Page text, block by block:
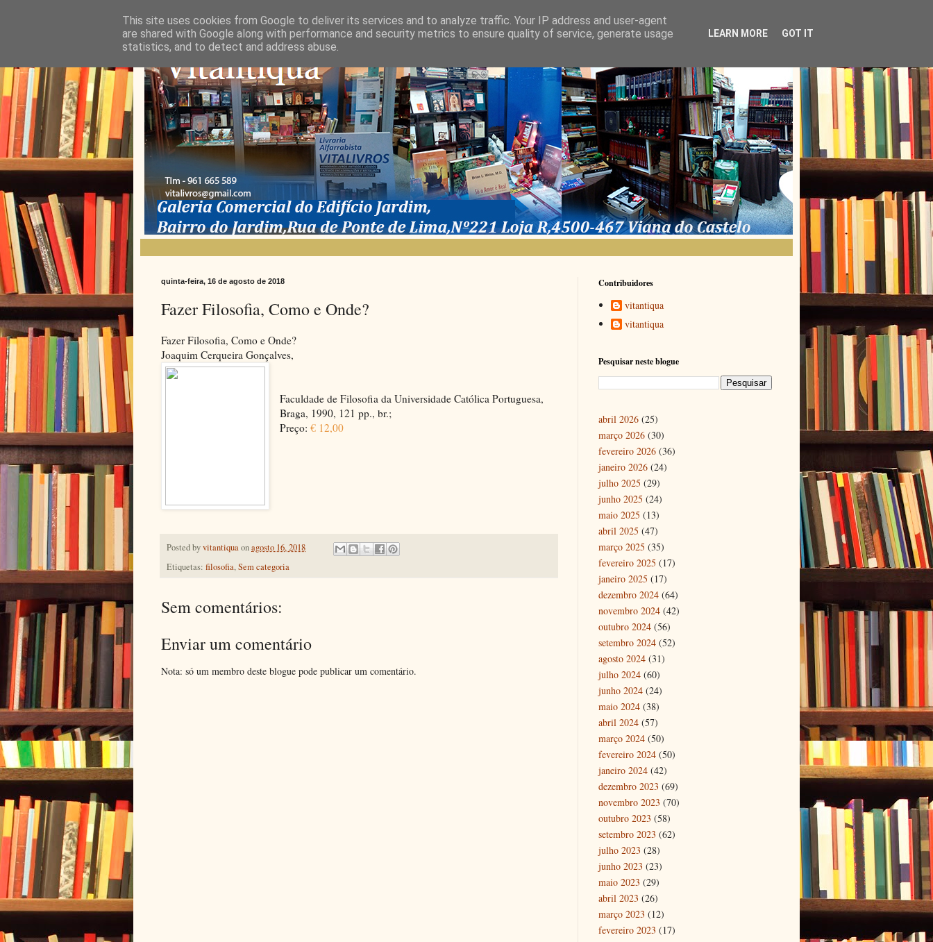
quinta-feira, 16 de agosto de 2018
Fazer Filosofia, Como e Onde?
Fazer Filosofia, Como e Onde?
Joaquim Cerqueira Gonçalves,
Faculdade de Filosofia da Universidade Católica Portuguesa,
Braga, 1990, 121 pp., br.;
Preço: € 12,00
Posted byvitantiquaonagosto 16, 2018
Etiquetas: filosofia,Sem categoria
Sem comentários:
Enviar um comentário
Nota: só um membro deste blogue pode publicar um comentário.
Contribuidores
vitantiqua
vitantiqua
Pesquisar neste blogue
abril 2026 (25)
março 2026 (30)
fevereiro 2026 (36)
janeiro 2026 (24)
julho 2025 (29)
junho 2025 (24)
maio 2025 (13)
abril 2025 (47)
março 2025 (35)
fevereiro 2025 (17)
janeiro 2025 (17)
dezembro 2024 (64)
novembro 2024 (42)
outubro 2024 (56)
setembro 2024 (52)
agosto 2024 (31)
julho 2024 (60)
junho 2024 (24)
maio 2024 (38)
abril 2024 (57)
março 2024 (50)
fevereiro 2024 (50)
janeiro 2024 (42)
dezembro 2023 (69)
novembro 2023 (70)
outubro 2023 (58)
setembro 2023 (62)
julho 2023 (28)
junho 2023 (23)
maio 2023 (29)
abril 2023 (26)
março 2023 (12)
fevereiro 2023 (17)
This site uses cookies from Google to deliver its services and to analyze traffic. Your IP address and user-agent
are shared with Google along with performance and security metrics to ensure quality of service, generate usage
statistics, and to detect and address abuse.
LEARN MORE GOT IT